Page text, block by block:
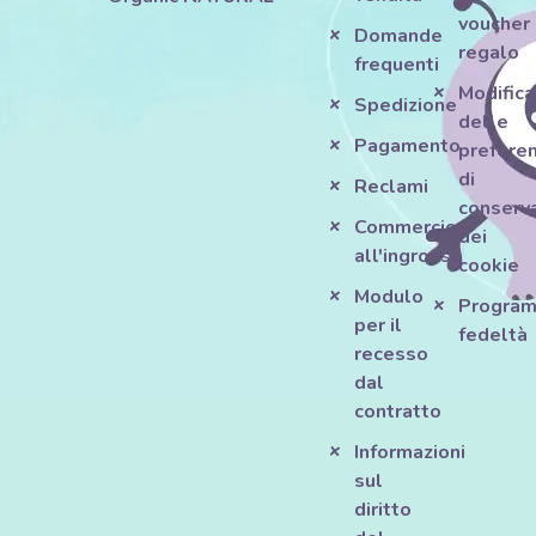
Domande
frequenti
Spedizione
Pagamento
Reclami
Commercio
all'ingrosso
Modulo
per il
recesso
dal
contratto
Informazioni
sul
diritto
voucher
regalo
Modifica
delle
di
dei
cookie
fedeltà